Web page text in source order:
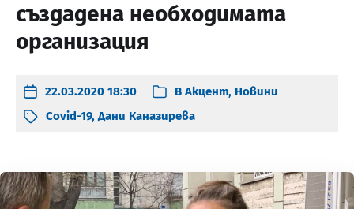
създадена необходимата
организация
22.03.2020 18:30 В Акцент, Новини
Covid-19,Дани Каназирева